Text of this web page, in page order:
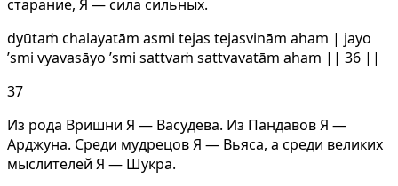
старание, Я — сила сильных.
dyūtaṁ chalayatām asmi tejas tejasvinām aham | jayo
’smi vyavasāyo ’smi sattvaṁ sattvavatām aham || 36 ||
37
Из рода Вришни Я — Васудева. Из Пандавов Я —
Aрджуна. Среди мудрецов Я — Вьяса, а среди великих
мыслителей Я — Шукра.